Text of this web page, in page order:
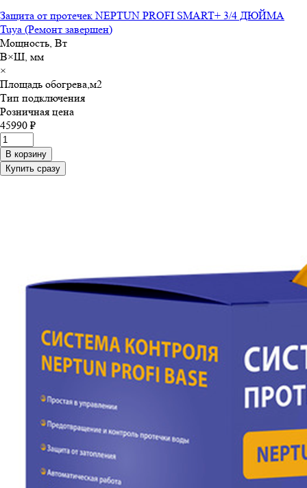
Защита от протечек NEPTUN PROFI SMART+ 3/4 ДЮЙМА
Tuya (Ремонт завершен)
Мощность, Вт
В×Ш, мм
×
Площадь обогрева,м2
Тип подключения
Розничная цена
45990 ₽
В корзину
Купить сразу